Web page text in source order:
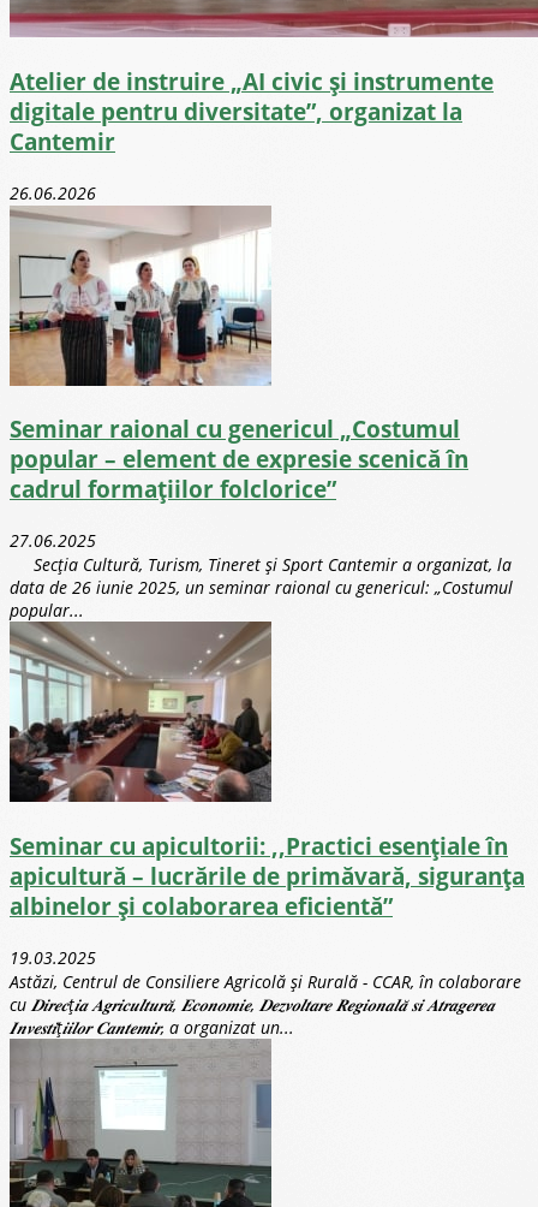
Atelier de instruire „AI civic și instrumente
digitale pentru diversitate”, organizat la
Cantemir
26.06.2026
Seminar raional cu genericul „Costumul
popular – element de expresie scenică în
cadrul formațiilor folclorice”
27.06.2025
Secția Cultură, Turism, Tineret și Sport Cantemir a organizat, la
data de 26 iunie 2025, un seminar raional cu genericul: „Costumul
popular...
Seminar cu apicultorii: ,,Practici esențiale în
apicultură – lucrările de primăvară, siguranța
albinelor și colaborarea eficientă”
19.03.2025
Astăzi, Centrul de Consiliere Agricolă și Rurală - CCAR, în colaborare
cu 𝑫𝒊𝒓𝒆𝒄ț𝒊𝒂 𝑨𝒈𝒓𝒊𝒄𝒖𝒍𝒕𝒖𝒓𝒂̆, 𝑬𝒄𝒐𝒏𝒐𝒎𝒊𝒆, 𝑫𝒆𝒛𝒗𝒐𝒍𝒕𝒂𝒓𝒆 𝑹𝒆𝒈𝒊𝒐𝒏𝒂𝒍𝒂̆ 𝒔𝒊 𝑨𝒕𝒓𝒂𝒈𝒆𝒓𝒆𝒂
𝑰𝒏𝒗𝒆𝒔𝒕𝒊ț𝒊𝒊𝒍𝒐𝒓 𝑪𝒂𝒏𝒕𝒆𝒎𝒊𝒓, a organizat un...